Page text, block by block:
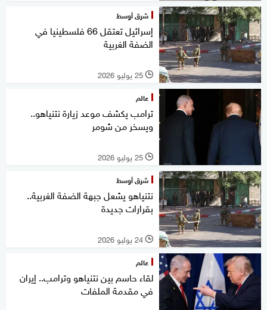
شرق أوسط
إسرائيل تعتقل 66 فلسطينيا في
الضفة الغربية
l 25 يوليو 2026
عالم
ترامب يكشف موعد زيارة نتنياهو..
ويسخر من شومر
l 25 يوليو 2026
شرق أوسط
نتنياهو يشعل جبهة الضفة الغربية..
بقرارات جديدة
l 24 يوليو 2026
عالم
لقاء حاسم بين نتنياهو وترامب.. إيران
في مقدمة الملفات